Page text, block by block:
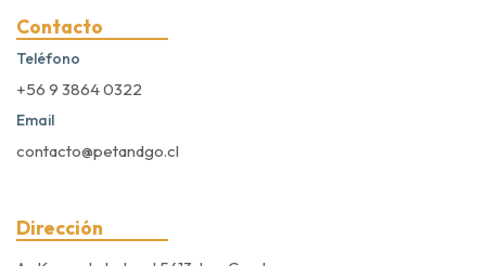
Contacto
Teléfono
+56 9 3864 0322
Email
contacto@petandgo.cl
Dirección